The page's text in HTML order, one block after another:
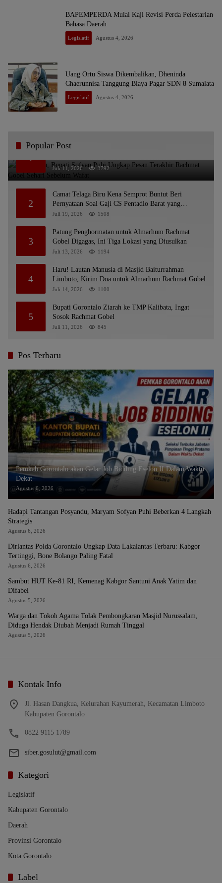
BAPEMPERDA Mulai Kaji Revisi Perda Pelestarian
Bahasa Daerah
Legislatif Agustus 4, 2026
Uang Ortu Siswa Dikembalikan, Dheninda
Chaerunnisa Tanggung Biaya Pagar SDN 8 Sumalata
Legislatif Agustus 4, 2026
Popular Post
1
Bikin Haru, Bupati Sofyan Puhi Ungkap Pesan
Juli 11, 2026 3792
2
Camat Telaga Biru Kena Semprot Buntut Beri
Pernyataan Soal Gaji CS Pentadio Barat yang
Nunggak
Juli 19, 2026 1508
3
Patung Penghormatan untuk Almarhum Rachmat
Gobel Digagas, Ini Tiga Lokasi yang Diusulkan
Juli 13, 2026 1194
4
Haru! Lautan Manusia di Masjid Baiturrahman
Limboto, Kirim Doa untuk Almarhum Rachmat Gobel
Juli 14, 2026 1100
5
Bupati Gorontalo Ziarah ke TMP Kalibata, Ingat
Sosok Rachmat Gobel
Juli 11, 2026 845
Pos Terbaru
Pemkab Gorontalo akan Gelar Job Bidding Eselon II Dalam Waktu
Dekat
Agustus 6, 2026
Hadapi Tantangan Posyandu, Maryam Sofyan Puhi Beberkan 4 Langkah
Strategis
Agustus 6, 2026
Dirlantas Polda Gorontalo Ungkap Data Lakalantas Terbaru: Kabgor
Tertinggi, Bone Bolango Paling Fatal
Agustus 6, 2026
Sambut HUT Ke-81 RI, Kemenag Kabgor Santuni Anak Yatim dan
Difabel
Agustus 5, 2026
Warga dan Tokoh Agama Tolak Pembongkaran Masjid Nurussalam,
Diduga Hendak Diubah Menjadi Rumah Tinggal
Agustus 5, 2026
Kontak Info
Jl. Hasan Dangkua, Kelurahan Kayumerah, Kecamatan Limboto
Kabupaten Gorontalo
0822 9115 1789
siber.gosulut@gmail.com
Kategori
Legislatif
Kabupaten Gorontalo
Daerah
Provinsi Gorontalo
Kota Gorontalo
Label